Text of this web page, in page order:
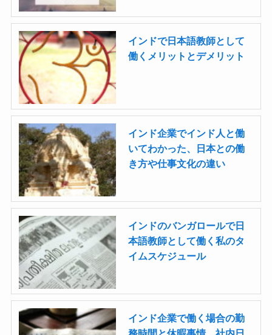
インドで日本語教師として
働くメリットとデメリット
インド企業でインド人と働
いてわかった、日本との働
き方や仕事文化の違い
インドのバンガロールで日
本語教師として働く私のタ
イムスケジュール
インド企業で働く場合の勤